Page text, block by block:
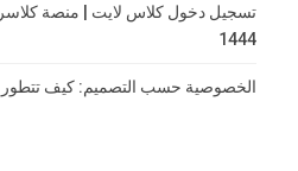
تسجيل دخول كلاس لايت | منصة
1444
الخصوصية حسب التصميم: كيف تتطور